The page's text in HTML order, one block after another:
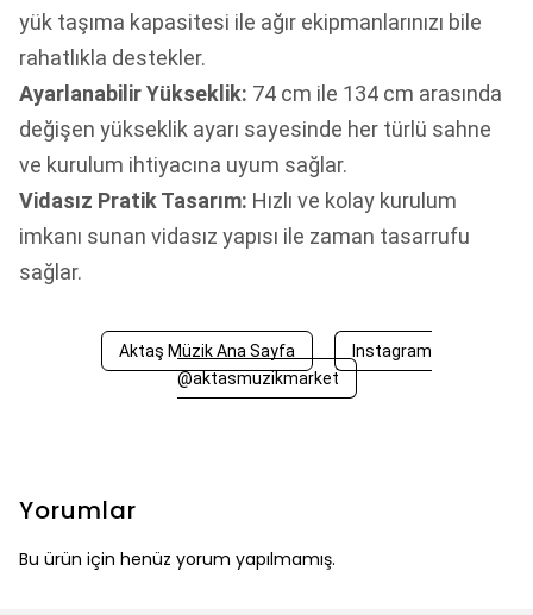
yük taşıma kapasitesi ile ağır ekipmanlarınızı bile
rahatlıkla destekler.
Ayarlanabilir Yükseklik: 74 cm ile 134 cm arasında
değişen yükseklik ayarı sayesinde her türlü sahne
ve kurulum ihtiyacına uyum sağlar.
Vidasız Pratik Tasarım: Hızlı ve kolay kurulum
imkanı sunan vidasız yapısı ile zaman tasarrufu
sağlar.
Aktaş Müzik Ana Sayfa
Instagram
@aktasmuzikmarket
Yorumlar
Bu ürün için henüz yorum yapılmamış.